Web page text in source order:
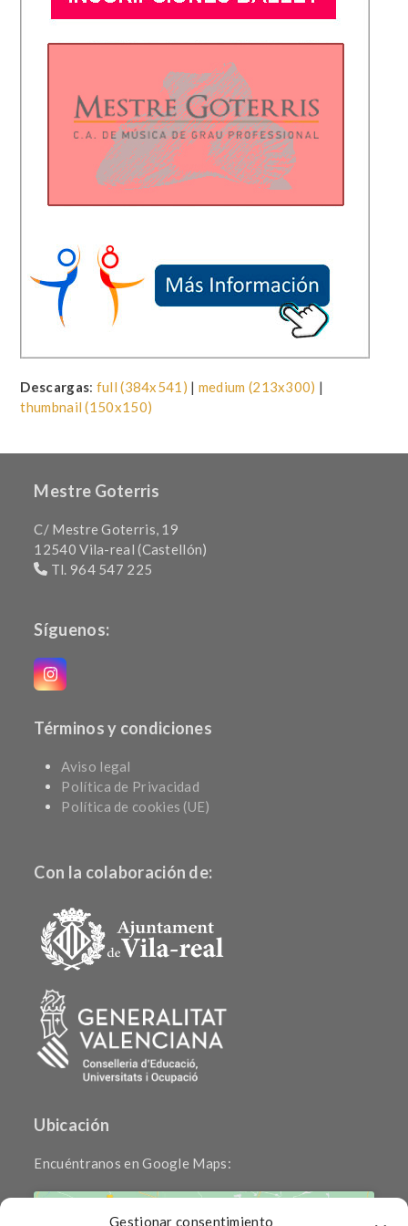
Gestionar consentimiento
Descargas: full (384x541) | medium (213x300) |
thumbnail (150x150)
Mestre Goterris
C/ Mestre Goterris, 19
12540 Vila-real (Castellón)
Tl. 964 547 225
Síguenos:
Instagram
Términos y condiciones
Aviso legal
Política de Privacidad
Política de cookies (UE)
Con la colaboración de:
Ubicación
Encuéntranos en Google Maps: